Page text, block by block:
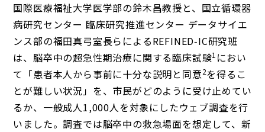
国際医療福祉大学医学部の鈴木昌教授と、国立循環器
病研究センター 臨床研究推進センター データサイエ
ンス部の福田真弓室長らによるREFINED‑IC研究班
は、脳卒中の超急性期治療に関する臨床試験1 におい
て「患者本人から事前に十分な説明と同意2を得るこ
とが難しい状況」を、市民がどのように受け止めてい
るか、一般成人1,000人を対象にしたウェブ調査を行
いました。調査では脳卒中の救急場面を想定して、新